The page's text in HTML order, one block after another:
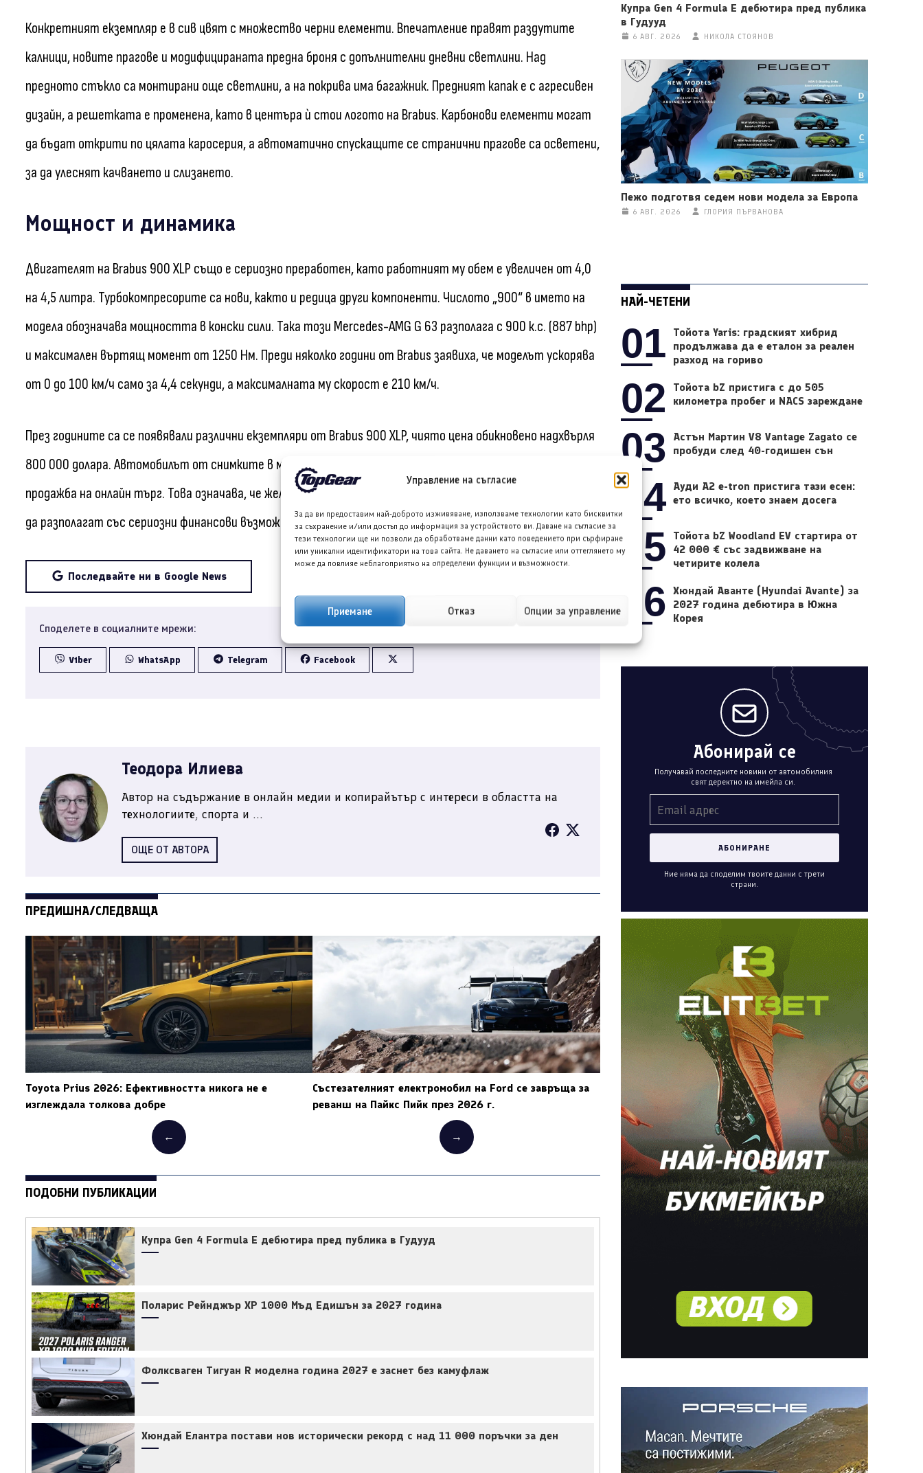
Управление на съгласие
За да ви предоставим най-доброто изживяване, използваме технологии като бисквитки
за съхранение и/или достъп до информация за устройството ви. Даване на съгласие за
тези технологии ще ни позволи да обработваме данни като поведението при сърфиране
или уникални идентификатори на това сайта. Не даването на съгласие или оттеглянето му
може да повлияе неблагоприятно на определени функции и възможности.
Приемане Отказ Опции за управление
Конкретният екземпляр е в сив цвят с множество черни елементи. Впечатление правят раздутите
калници, новите прагове и модифицираната предна броня с допълнителни дневни светлини. Над
предното стъкло са монтирани още светлини, а на покрива има багажник. Предният капак е с агресивен
дизайн, а решетката е променена, като в центъра ѝ стои логото на Brabus. Карбонови елементи могат
да бъдат открити по цялата каросерия, а автоматично спускащите се странични прагове са осветени,
за да улеснят качването и слизането.
Мощност и динамика
Двигателят на Brabus 900 XLP също е сериозно преработен, като работният му обем е увеличен от 4,0
на 4,5 литра. Турбокомпресорите са нови, както и редица други компоненти. Числото „900“ в името на
модела обозначава мощността в конски сили. Така този Mercedes-AMG G 63 разполага с 900 к.с. (887 bhp)
и максимален въртящ момент от 1250 Нм. Преди няколко години от Brabus заявиха, че моделът ускорява
от 0 до 100 км/ч само за 4,4 секунди, а максималната му скорост е 210 км/ч.
През годините са се появявали различни екземпляри от Brabus 900 XLP, чиято цена обикновено надхвърля
800 000 долара. Автомобилът от снимките в момента търси своя нов собственик, като е обявен за
продажба на онлайн търг. Това означава, че желаещите да го притежават трябва да действат бързо и
да разполагат със сериозни финансови възможности, за да подкрепят интереса си.
Последвайте ни в Google News
Споделете в социалните мрежи:
Viber WhatsApp Telegram Facebook
Теодора Илиева
Автор на съдържание в онлайн медии и копирайътър с интереси в областта на
технологиите, спорта и ...
ОЩЕ ОТ АВТОРА
ПРЕДИШНА/СЛЕДВАЩА
Toyota Prius 2026: Ефективността никога не е
изглеждала толкова добре
←
Състезателният електромобил на Ford се завръща за
реванш на Пайкс Пийк през 2026 г.
→
ПОДОБНИ ПУБЛИКАЦИИ
Купра Gen 4 Formula E дебютира пред публика в Гудууд
Поларис Рейнджър ХР 1000 Мъд Едишън за 2027 година
Фолксваген Тигуан R моделна година 2027 е заснет без камуфлаж
Хюндай Елантра постави нов исторически рекорд с над 11 000 поръчки за ден
Купра Gen 4 Formula E дебютира пред публика
в Гудууд
6 АВГ. 2026 НИКОЛА СТОЯНОВ
Пежо подготвя седем нови модела за Европа
6 АВГ. 2026 ГЛОРИЯ ПЪРВАНОВА
НАЙ-ЧЕТЕНИ
01
Тойота Yaris: градският хибрид
продължава да е еталон за реален
разход на гориво
02
Тойота bZ пристига с до 505
километра пробег и NACS зареждане
03
Астън Мартин V8 Vantage Zagato се
пробуди след 40-годишен сън
04 Ауди A2 e-tron пристига тази есен:
ето всичко, което знаем досега
05
Тойота bZ Woodland EV стартира от
42 000 € със задвижване на
четирите колела
06 Хюндай Аванте (Hyundai Avante) за
2027 година дебютира в Южна
Корея
Абонирай се
Получавай последните новини от автомобилния
свят деректно на имейла си.
Ние няма да споделим твоите данни с трети
страни.